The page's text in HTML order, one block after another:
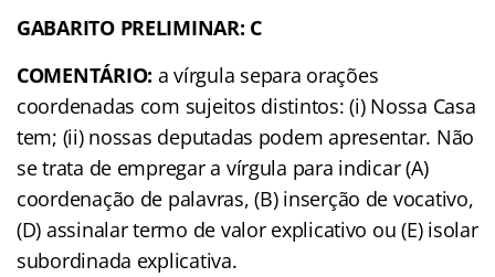
GABARITO PRELIMINAR: C
COMENTÁRIO: a vírgula separa orações
coordenadas com sujeitos distintos: (i) Nossa Casa
tem; (ii) nossas deputadas podem apresentar. Não
se trata de empregar a vírgula para indicar (A)
coordenação de palavras, (B) inserção de vocativo,
(D) assinalar termo de valor explicativo ou (E) isolar
subordinada explicativa.